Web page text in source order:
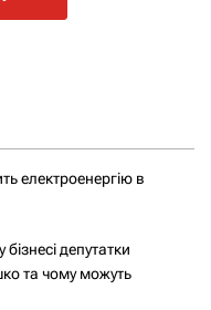
електроенергію в
депутатки
та чому можуть